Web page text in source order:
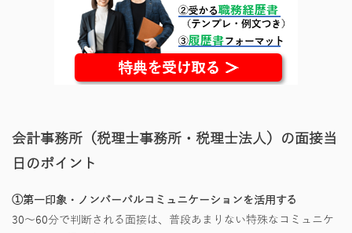
会計事務所（税理士事務所・税理士法人）の面接当
日のポイント
①第一印象・ノンバーバルコミュニケーションを活用する
30～60分で判断される面接は、普段あまりない特殊なコミュニケ